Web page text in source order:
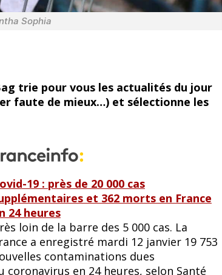
Sophia
trie pour vous les actualités du jour
faute de mieux…) et sélectionne les
19 : près de 20 000 cas
et 362 morts en France
24 heures
loin de la barre des 5 000 cas. La
a enregistré mardi 12 janvier 19 753
contaminations dues
coronavirus en 24 heures, selon Santé